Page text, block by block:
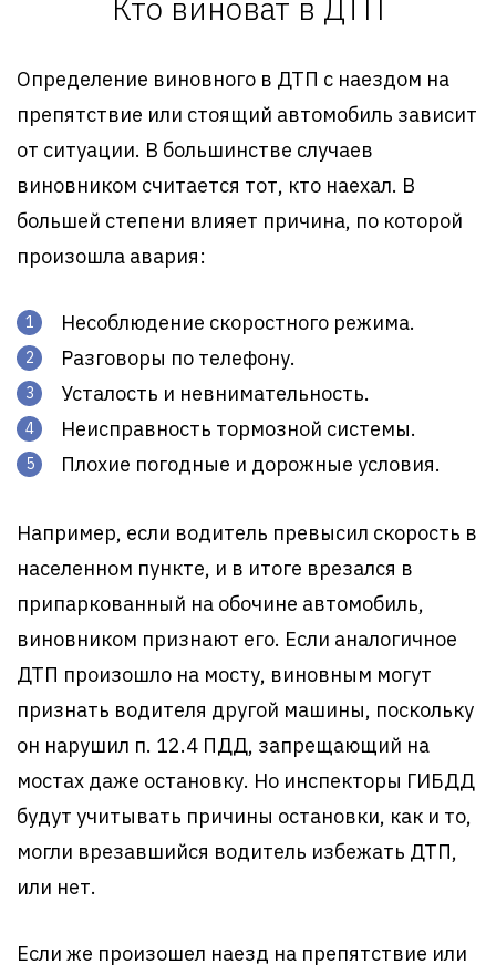
Кто виноват в ДТП
Определение виновного в ДТП с наездом на
препятствие или стоящий автомобиль зависит
от ситуации. В большинстве случаев
виновником считается тот, кто наехал. В
большей степени влияет причина, по которой
произошла авария:
Несоблюдение скоростного режима.
Разговоры по телефону.
Усталость и невнимательность.
Неисправность тормозной системы.
Плохие погодные и дорожные условия.
Например, если водитель превысил скорость в
населенном пункте, и в итоге врезался в
припаркованный на обочине автомобиль,
виновником признают его. Если аналогичное
ДТП произошло на мосту, виновным могут
признать водителя другой машины, поскольку
он нарушил п. 12.4 ПДД, запрещающий на
мостах даже остановку. Но инспекторы ГИБДД
будут учитывать причины остановки, как и то,
могли врезавшийся водитель избежать ДТП,
или нет.
Если же произошел наезд на препятствие или